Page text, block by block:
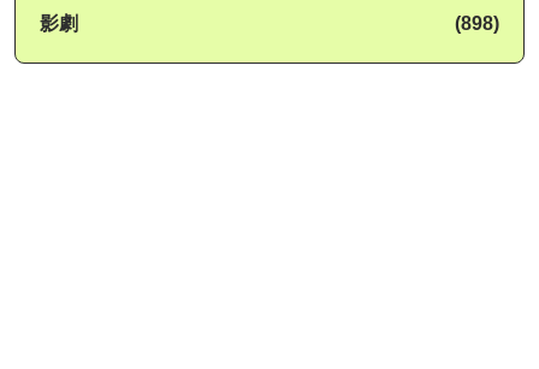
影劇 (898)